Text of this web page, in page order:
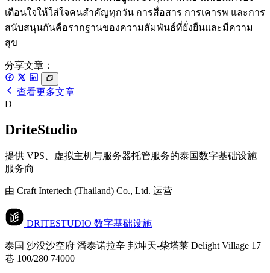
เตือนใจให้ใส่ใจคนสำคัญทุกวัน การสื่อสาร การเคารพ และการ
สนับสนุนกันคือรากฐานของความสัมพันธ์ที่ยั่งยืนและมีความ
สุข
分享文章：
查看更多文章
D
DriteStudio
提供 VPS、虚拟主机与服务器托管服务的泰国数字基础设施
服务商
由 Craft Intertech (Thailand) Co., Ltd. 运营
DRITESTUDIO 数字基础设施
泰国 沙没沙空府 潘泰诺拉辛 邦坤天-柴塔莱 Delight Village 17
巷 100/280 74000